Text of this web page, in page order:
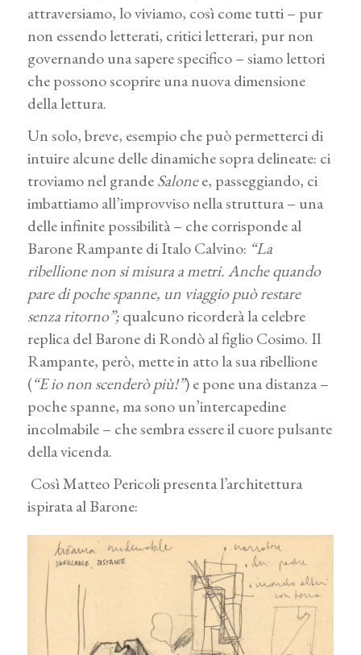
attraversiamo, lo viviamo, così come tutti – pur
non essendo letterati, critici letterari, pur non
governando una sapere specifico – siamo lettori
che possono scoprire una nuova dimensione
della lettura.
Un solo, breve, esempio che può permetterci di
intuire alcune delle dinamiche sopra delineate: ci
troviamo nel grandeSalonee, passeggiando, ci
imbattiamo all’improvviso nella struttura – una
delle infinite possibilità – che corrisponde al
Barone Rampante di Italo Calvino: “La
ribellione non si misura a metri. Anche quando
pare di poche spanne, un viaggio può restare
senza ritorno”;qualcuno ricorderà la celebre
replica del Barone di Rondò al figlio Cosimo. Il
Rampante, però, mette in atto la sua ribellione
(“E io non scenderò più!”) e pone una distanza –
poche spanne, ma sono un’intercapedine
incolmabile – che sembra essere il cuore pulsante
della vicenda.
Così Matteo Pericoli presenta l’architettura
ispirata al Barone: